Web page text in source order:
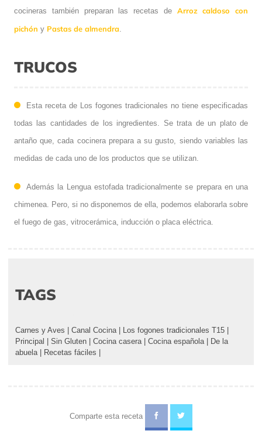
cocineras también preparan las recetas de Arroz caldoso con
pichón y Pastas de almendra
TRUCOS
Esta receta de Los fogones tradicionales no tiene especificadas
todas las cantidades de los ingredientes. Se trata de un plato de
antaño que, cada cocinera prepara a su gusto, siendo variables las
medidas de cada uno de los productos que se utilizan.
Además la Lengua estofada tradicionalmente se prepara en una
chimenea. Pero, si no disponemos de ella, podemos elaborarla sobre
el fuego de gas, vitrocerámica, inducción o placa eléctrica.
TAGS
Carnes y Aves | Canal Cocina | Los fogones tradicionales T15 |
Principal | Sin Gluten | Cocina casera | Cocina española | De la
abuela | Recetas fáciles |
Comparte esta receta